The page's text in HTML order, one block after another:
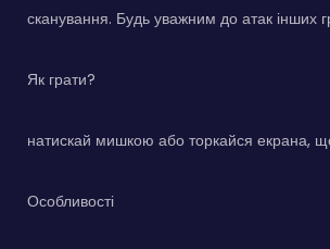
сканування. Будь уважним до атак інших
Як грати?
натискай мишкою або торкайся екрана,
Особливості